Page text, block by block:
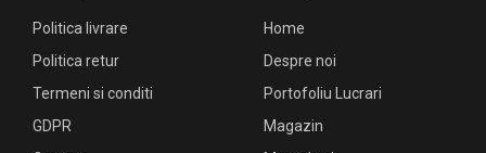
Politica livrare
Politica retur
Termeni si conditi
GDPR
Home
Despre noi
Portofoliu Lucrari
Magazin